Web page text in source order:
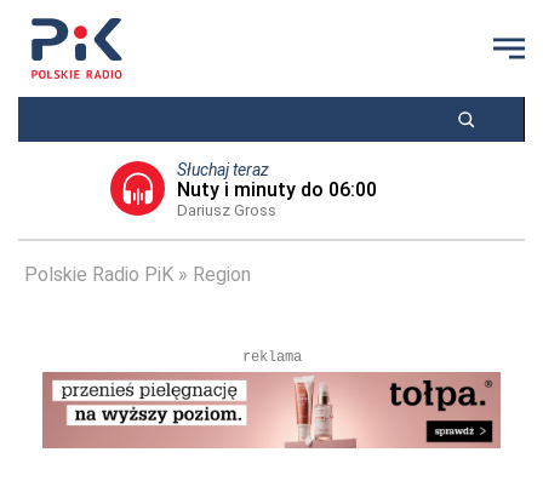
Słuchaj teraz
Nuty i minuty do 06:00
Dariusz Gross
Polskie Radio PiK Region
reklama